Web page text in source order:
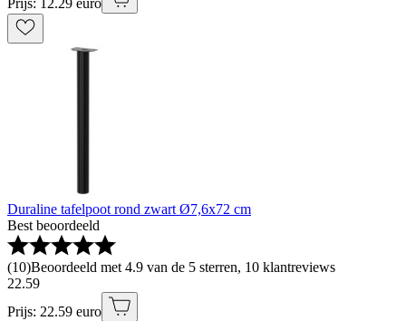
Prijs: 12.29 euro
Duraline tafelpoot rond zwart Ø7,6x72 cm
Best beoordeeld
(10)Beoordeeld met 4.9 van de 5 sterren, 10 klantreviews
22.59
Prijs: 22.59 euro